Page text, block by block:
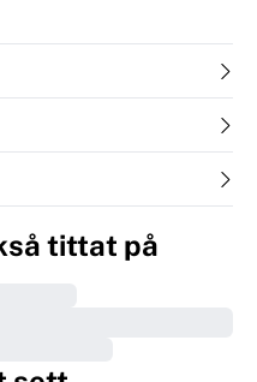
tittat på